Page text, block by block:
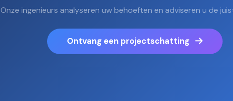
Onze ingenieurs analyseren uw behoeften en adviseren u de
Ontvang een projectschatting